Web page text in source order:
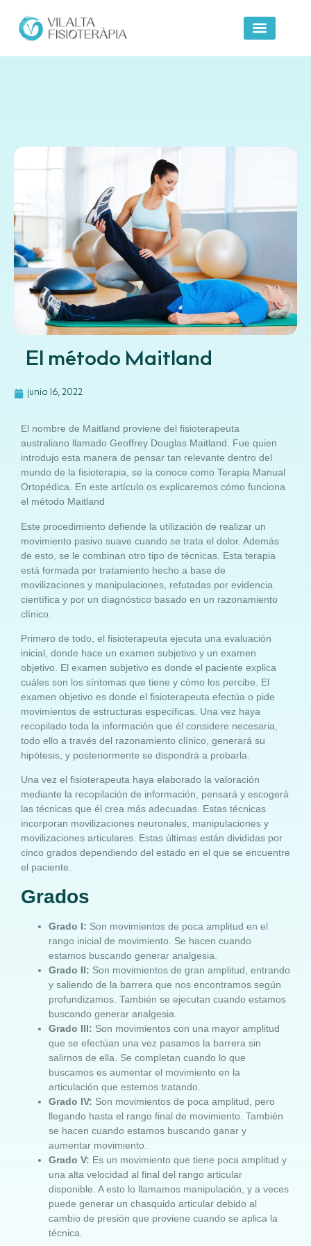
El método Maitland
junio 16, 2022
El nombre de Maitland proviene del fisioterapeuta
australiano llamado Geoffrey Douglas Maitland. Fue quien
introdujo esta manera de pensar tan relevante dentro del
mundo de la fisioterapia, se la conoce como Terapia Manual
Ortopédica. En este artículo os explicaremos cómo funciona
el método Maitland
Este procedimiento defiende la utilización de realizar un
movimiento pasivo suave cuando se trata el dolor. Además
de esto, se le combinan otro tipo de técnicas. Esta terapia
está formada por tratamiento hecho a base de
movilizaciones y manipulaciones, refutadas por evidencia
científica y por un diagnóstico basado en un razonamiento
clínico.
Primero de todo, el fisioterapeuta ejecuta una evaluación
inicial, donde hace un examen subjetivo y un examen
objetivo. El examen subjetivo es donde el paciente explica
cuáles son los síntomas que tiene y cómo los percibe. El
examen objetivo es donde el fisioterapeuta efectúa o pide
movimientos de estructuras específicas. Una vez haya
recopilado toda la información que él considere necesaria,
todo ello a través del razonamiento clínico, generará su
hipótesis, y posteriormente se dispondrá a probarla.
Una vez el fisioterapeuta haya elaborado la valoración
mediante la recopilación de información, pensará y escogerá
las técnicas que él crea más adecuadas. Estas técnicas
incorporan movilizaciones neuronales, manipulaciones y
movilizaciones articulares. Estas últimas están divididas por
cinco grados dependiendo del estado en el que se encuentre
el paciente.
Grados
Grado I: Son movimientos de poca amplitud en el
rango inicial de movimiento. Se hacen cuando
estamos buscando generar analgesia.
Grado II: Son movimientos de gran amplitud, entrando
y saliendo de la barrera que nos encontramos según
profundizamos. También se ejecutan cuando estamos
buscando generar analgesia.
Grado III: Son movimientos con una mayor amplitud
que se efectúan una vez pasamos la barrera sin
salirnos de ella. Se completan cuando lo que
buscamos es aumentar el movimiento en la
articulación que estemos tratando.
Grado IV: Son movimientos de poca amplitud, pero
llegando hasta el rango final de movimiento. También
se hacen cuando estamos buscando ganar y
aumentar movimiento.
Grado V: Es un movimiento que tiene poca amplitud y
una alta velocidad al final del rango articular
disponible. A esto lo llamamos manipulación, y a veces
puede generar un chasquido articular debido al
cambio de presión que proviene cuando se aplica la
técnica.